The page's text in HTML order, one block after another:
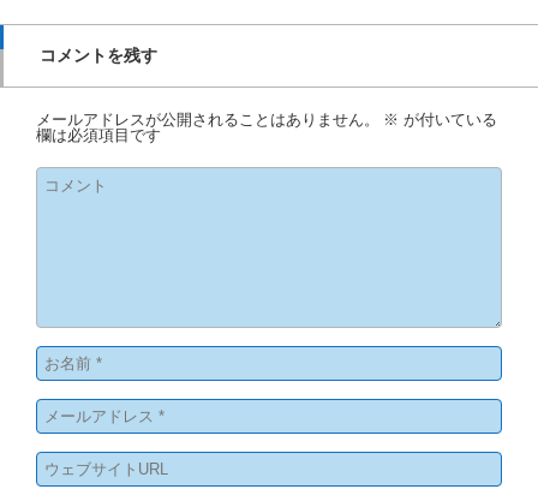
コメントを残す
メールアドレスが公開されることはありません。 ※ が付いている
欄は必須項目です